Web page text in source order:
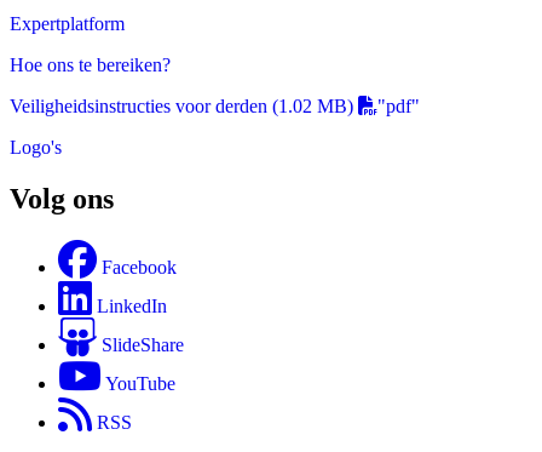
Expertplatform
Hoe ons te bereiken?
Veiligheidsinstructies voor derden (1.02 MB)
"pdf"
Logo's
Volg ons
Facebook
LinkedIn
SlideShare
YouTube
RSS